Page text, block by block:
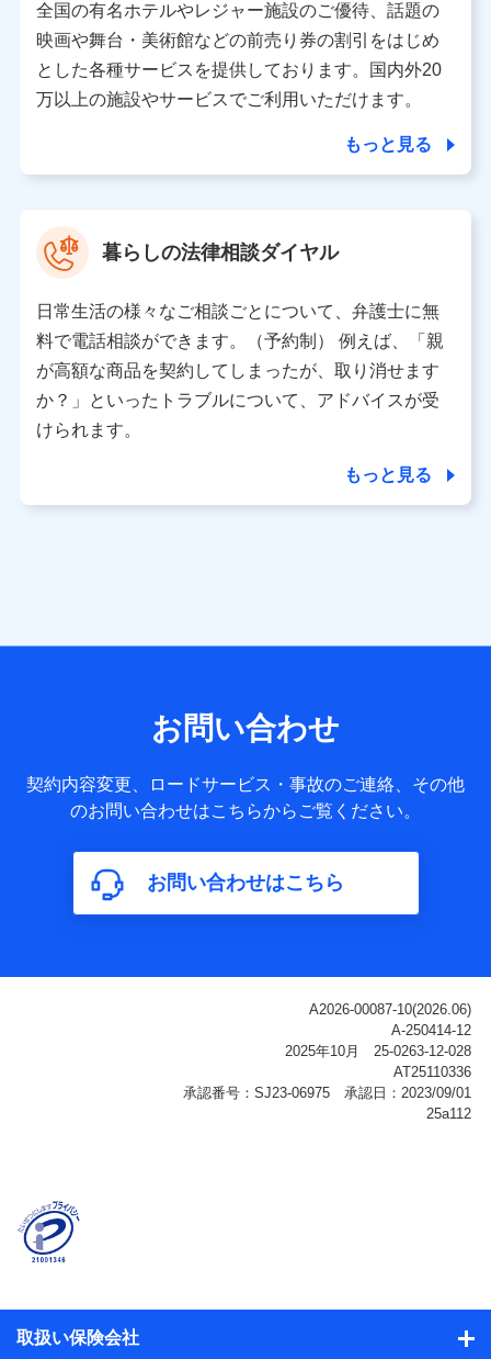
当該個人データを取り扱う各共同利用者（詳細は次のとお
り）
東京都千代田区永田町2丁目11番1号 山王パークタワー
株式会社NTTドコモ 代表取締役社長 前田 義晃
東京都中央区日本橋人形町2-14-10 アーバンネット日本橋
ビル 3F
※ 当社および株式会社NTTドコモは、お客さまの情報を利
データ憲章」に定める行動原則を順守します 。
※ パーソナルデータダッシュボードの「第三者提供の管
理」の設定状態にかかわらず、共同利用する場合がありま
※ dポイントクラブ会員ではないお客さま（2019年12月11
日以降、一度もdポイントクラブ会員であったことがないお
個人データは、こちら の利用目的の範囲内に限って共同利
用します。
サービス提供等を通じて取得した、以下の情報などの個人デ
基本情報
氏名、電話番号、メールアドレス、お客さまの識別子、
属性、連絡先、dポイントサービスのご利用に関する情
構成、住所、dポイント残高、dポイント利用履歴などが
含まれます。
利用情報
ご契約状態・ご利用履歴インターネット利用時の行動に
関する情報、アプリケーション利用時の行動に関する情
報、購入されたサービスや商品の名称・購入場所・決済
に関する情報、アンケートの回答に関する情報などが含
名、住所、生年月日、性別、保険契約者と被保険者の関
係、保険加入の目的、保険商品の内容、保険料、保険料
のお支払方法、車のメーカーや走行距離などの情報、建
ル内容や送信履歴の情報及び保険の更改案内等を提供し
全国の有名ホテルやレジャー施設のご優待、話題の
映画や舞台・美術館などの前売り券の割引をはじめ
とした各種サービスを提供しております。国内外20
万以上の施設やサービスでご利用いただけます。
もっと見る
暮らしの法律相談ダイヤル
日常生活の様々なご相談ごとについて、弁護士に無
料で電話相談ができます。（予約制） 例えば、「親
が高額な商品を契約してしまったが、取り消せます
か？」といったトラブルについて、アドバイスが受
けられます。
もっと見る
お問い合わせ
契約内容変更、ロードサービス・事故のご連絡、その他
のお問い合わせはこちらからご覧ください。
お問い合わせはこちら
取扱い保険会社